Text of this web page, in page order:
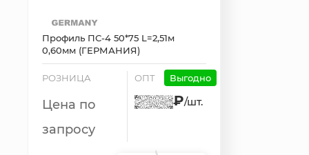
Профиль ПС-4 50*75 L=2,51м
0,60мм (ГЕРМАНИЯ)
РОЗНИЦА
Цена по
запросу
ОПТ Выгодно
₽/шт.